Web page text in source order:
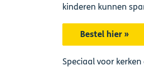
kinderen kunnen
Bestel hier »
Speciaal voor